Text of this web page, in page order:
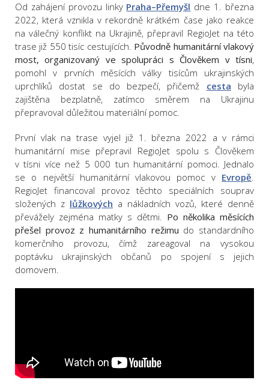
Od zahájení provozu linky Praha–Přemyšl dne 1. března
2022, která vznikla v rekordně krátkém čase jako reakce
na válečný konflikt na Ukrajině, přepravil RegioJet na této
trase již 550 tisíc cestujících. Původně humanitární vlakový
most, organizovaný ve spolupráci s Člověkem v tísni,
pomohl v prvních měsících války tisícům ukrajinských
uprchlíků dostat se do bezpečí, přičemž cesta byla
zajištěna bezplatně, zatímco směrem na Ukrajinu
přepravoval důležitou materiální pomoc.
První vlak na trase vyjel již 1. března 2022 a v rámci
humanitární mise přepravil RegioJet spolu s Člověkem
v tísni více než 5 000 tun humanitární pomoci. Jednalo
se o největší humanitární vlakovou pomoc v Evropě.
RegioJet financoval provoz těchto speciálních souprav
složených z lůžkových a nákladních vozů, které denně
převážely zejména matky s dětmi. Po několika měsících
přešel provoz z humanitárního režimu do standardního
komerčního provozu, čímž zareagoval na vysokou
poptávku ukrajinských občanů po spojení s jejich
domovem.